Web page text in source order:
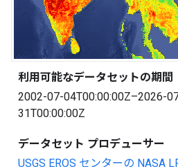
利用可能なデータセットの期間
2002-07-04T00:00:00Z–2026-
31T00:00:00Z
データセット プロデューサー
USGS EROS センターの NASA